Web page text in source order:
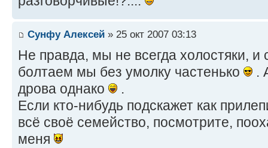
Сунфу Алексей » 25 окт 2007 03:13
Не правда, мы не всегда холостяки,
болтаем мы без умолку частенько
.
дрова однако
.
Если кто-нибудь подскажет как
всё своё семейство, посмотрите,
меня